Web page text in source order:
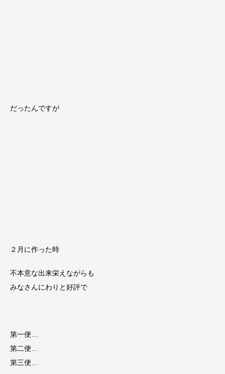
だったんですが
２月に作った時
不本意な出来栄えながらも
みなさんにわりと好評で
第一便…
第二便…
第三便…